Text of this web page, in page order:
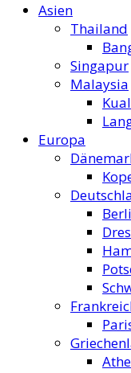
Asien
Thailand
Singapur
Malaysia
Europa